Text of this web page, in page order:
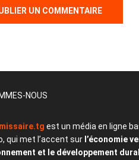
NOUS
est un média en ligne
qui met l’accent sur l’économie
et le développement